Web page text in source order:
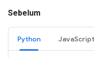
Sebelum
Python JavaScript